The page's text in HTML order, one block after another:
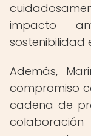
impacto
sostenibilidad
Además,
compromiso
cadena de